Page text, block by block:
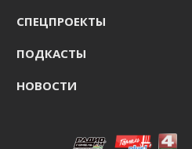
СПЕЦПРОЕКТЫ
ПОДКАСТЫ
НОВОСТИ